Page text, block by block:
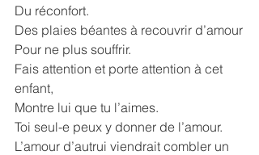
Du réconfort.
Des plaies béantes à recouvrir d’amour
Pour ne plus souffrir.
Fais attention et porte attention à cet
enfant,
Montre lui que tu l’aimes.
Toi seul-e peux y donner de l’amour.
L’amour d’autrui viendrait combler un